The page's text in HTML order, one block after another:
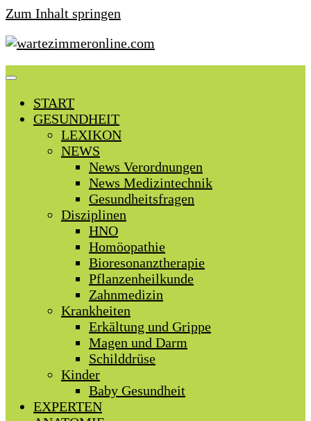
Zum Inhalt springen
START
GESUNDHEIT
LEXIKON
NEWS
News Verordnungen
News Medizintechnik
Gesundheitsfragen
Disziplinen
HNO
Homöopathie
Bioresonanztherapie
Pflanzenheilkunde
Zahnmedizin
Krankheiten
Erkältung und Grippe
Magen und Darm
Schilddrüse
Kinder
Baby Gesundheit
EXPERTEN